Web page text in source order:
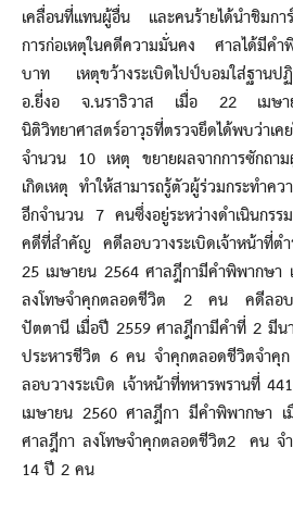
เคลื่อนที่แทนผู้อื่น และคนร้ายได้นำชิมกา
การก่อเหตุในคดีความมั่นคง ศาลได้มี
บาท เหตุขว้างระเบิดไปป์บอมใส่ฐาน
อ.ยี่งอ จ.นราธิวาส เมื่อ 22 เมษ
นิติวิทยาศาสตร์อาวุธที่ตรวจยึดได้พบว่าเค
จำนวน 10 เหตุ ขยายผลจากการซักถา
เกิดเหตุ ทำให้สามารถรู้ตัวผู้ร่วมกระทำค
อีกจำนวน 7 คนซึ่งอยู่ระหว่างดำเนินกร
คดีที่สำคัญ คดีลอบวางระเบิดเจ้าหน้าที่ตำ
25 เมษายน 2564 ศาลฎีกามีคำพิพากษา
ลงโทษจำคุกตลอดชีวิต 2 คน คดีลอบวา
ปัตตานี เมื่อปี 2559 ศาลฎีกามีคำที่ 2 มี
ประหารชีวิต 6 คน จำคุกตลอดชีวิตจำ
ลอบวางระเบิด เจ้าหน้าที่ทหารพรานที่
เมษายน 2560 ศาลฎีกา มีคำพิพากษา
ศาลฎีกา ลงโทษจำคุกตลอดชีวิต2 คน
14 ปี 2 คน